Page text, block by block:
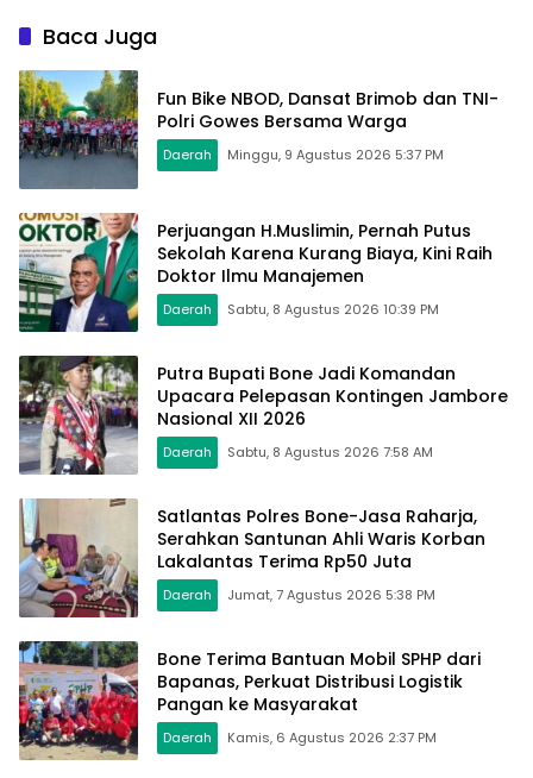
Baca Juga
Fun Bike NBOD, Dansat Brimob dan TNI-
Polri Gowes Bersama Warga
Daerah Minggu, 9 Agustus 2026 5:37 PM
Perjuangan H.Muslimin, Pernah Putus
Sekolah Karena Kurang Biaya, Kini Raih
Doktor Ilmu Manajemen
Daerah Sabtu, 8 Agustus 2026 10:39 PM
Putra Bupati Bone Jadi Komandan
Upacara Pelepasan Kontingen Jambore
Nasional XII 2026
Daerah Sabtu, 8 Agustus 2026 7:58 AM
Satlantas Polres Bone-Jasa Raharja,
Serahkan Santunan Ahli Waris Korban
Lakalantas Terima Rp50 Juta
Daerah Jumat, 7 Agustus 2026 5:38 PM
Bone Terima Bantuan Mobil SPHP dari
Bapanas, Perkuat Distribusi Logistik
Pangan ke Masyarakat
Daerah Kamis, 6 Agustus 2026 2:37 PM